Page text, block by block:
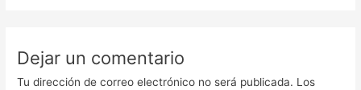
Dejar un comentario
Tu dirección de correo electrónico no será publicada. Los